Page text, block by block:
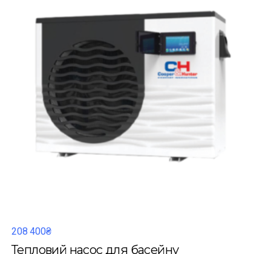
208 400₴
Тепловий насос для басейну